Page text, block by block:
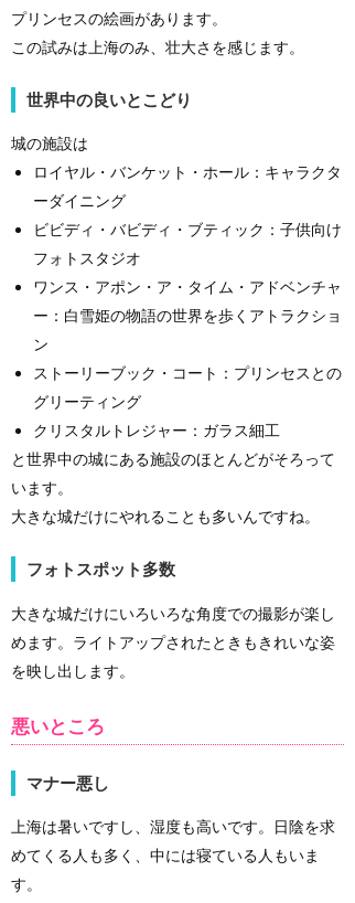
プリンセスの絵画があります。
この試みは上海のみ、壮大さを感じます。
世界中の良いとこどり
城の施設は
ロイヤル・バンケット・ホール：キャラクタ
ーダイニング
ビビディ・バビディ・ブティック：子供向け
フォトスタジオ
ワンス・アポン・ア・タイム・アドベンチャ
ー：白雪姫の物語の世界を歩くアトラクショ
ン
ストーリーブック・コート：プリンセスとの
グリーティング
クリスタルトレジャー：ガラス細工
と世界中の城にある施設のほとんどがそろって
います。
大きな城だけにやれることも多いんですね。
フォトスポット多数
大きな城だけにいろいろな角度での撮影が楽し
めます。ライトアップされたときもきれいな姿
を映し出します。
悪いところ
マナー悪し
上海は暑いですし、湿度も高いです。日陰を求
めてくる人も多く、中には寝ている人もいま
す。